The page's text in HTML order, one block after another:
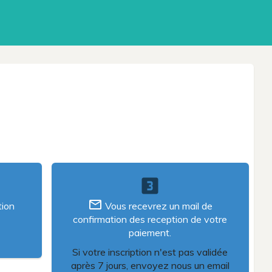
looks_3
mail_outline Vous recevrez un mail de
confirmation des reception de votre
paiement.
Si votre inscription n'est pas validée
après 7 jours, envoyez nous un email